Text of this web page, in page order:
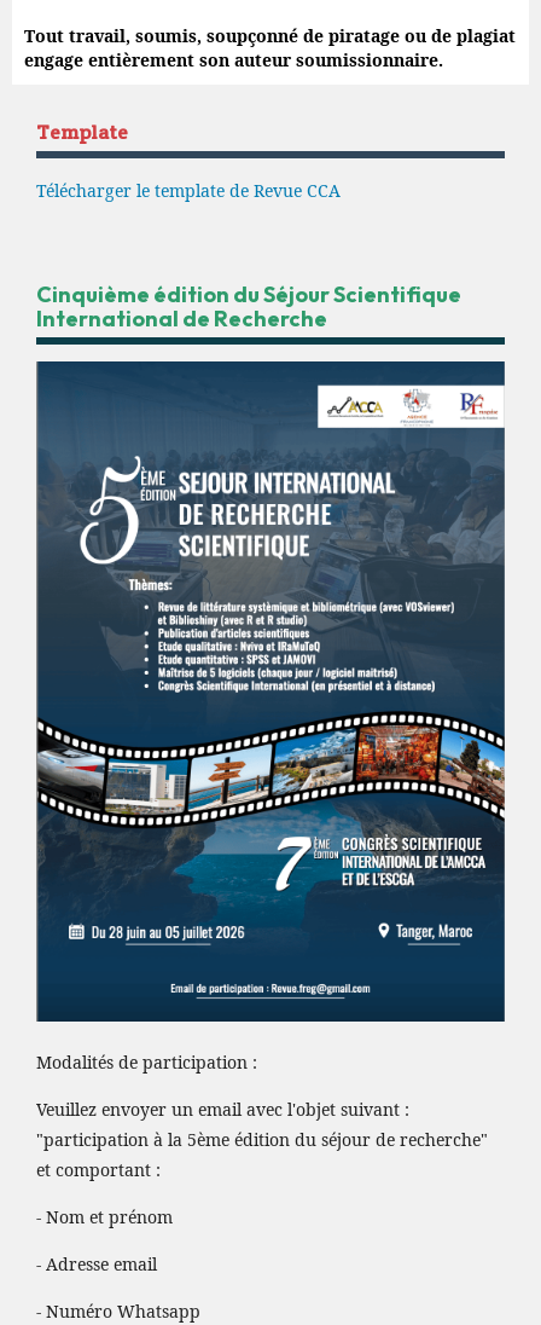
Tout travail, soumis, soupçonné de piratage ou de plagiat
engage entièrement son auteur soumissionnaire.
Template
Télécharger le template de Revue CCA
Cinquième édition du Séjour Scientifique
International de Recherche
Modalités de participation :
Veuillez envoyer un email avec l'objet suivant :
"participation à la 5ème édition du séjour de recherche"
et comportant :
- Nom et prénom
- Adresse email
- Numéro Whatsapp